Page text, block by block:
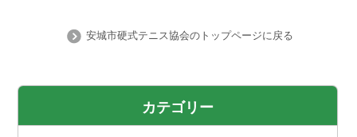
安城市硬式テニス協会のトップページに戻る
カテゴリー